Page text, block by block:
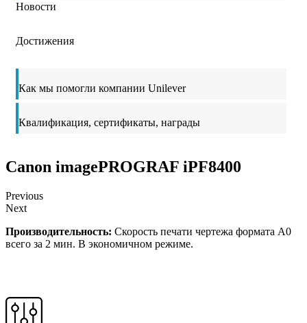
Новости
Достижения
Как мы помогли компании Unilever
Квалификация, сертификаты, награды
Canon imagePROGRAF iPF8400
Previous
Next
Производительность: Скорость печати чертежа формата А0
всего за 2 мин. В экономичном режиме.